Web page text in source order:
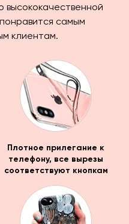
высококачественной
самым
клиентам.
Плотное прилегание к
телефону, все вырезы
соответствуют кнопкам